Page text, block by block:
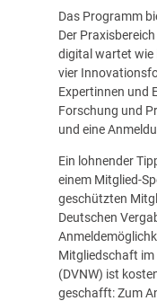
Das Programm
Der
digital wartet wie
vier
Expertinnen und
Forschung und
und eine
Ein lohnender
einem Mitglied-
geschützten
Deutschen
Mitgliedschaft im
(DVNW) ist
geschafft: Zum